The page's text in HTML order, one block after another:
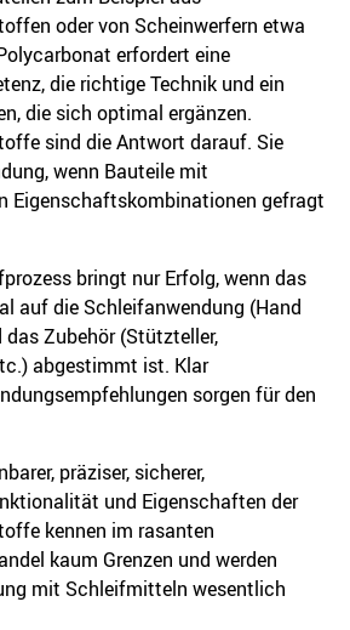
oder von Scheinwerfern etwa
erfordert eine
die richtige Technik und ein
die sich optimal ergänzen.
sind die Antwort darauf. Sie
wenn Bauteile mit
Eigenschaftskombinationen gefragt
bringt nur Erfolg, wenn das
auf die Schleifanwendung (Hand
Zubehör (Stützteller,
abgestimmt ist. Klar
sorgen für den
präziser, sicherer,
und Eigenschaften der
kennen im rasanten
kaum Grenzen und werden
mit Schleifmitteln wesentlich